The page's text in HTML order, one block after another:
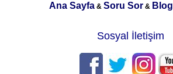
Ana Sayfa& Soru Sor& Blog
Sosyal İletişim